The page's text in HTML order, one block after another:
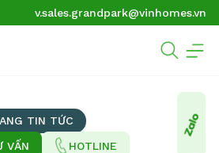
v.sales.grandpark@vinhomes.vn
TIN TỨC
VẤN HOTLINE